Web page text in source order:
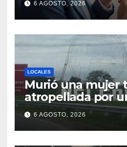
en formato vertical
6 AGOSTO, 2026
LOCALES
Murió una mujer
atropellada por
motocicleta en
6 AGOSTO, 2026